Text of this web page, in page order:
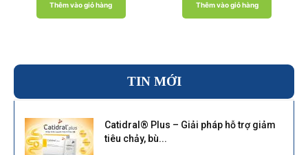
Thêm vào giỏ hàng Thêm vào giỏ hàng
TIN MỚI
Catidral® Plus – Giải pháp hỗ trợ giảm
tiêu chảy, bù...